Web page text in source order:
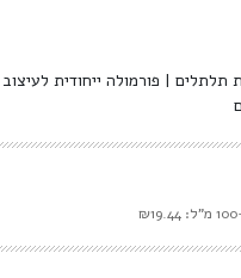
תלתלים | פורמולה ייחודית